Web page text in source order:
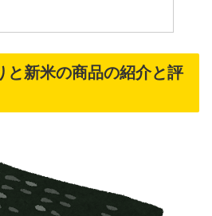
と新米の商品の紹介と評